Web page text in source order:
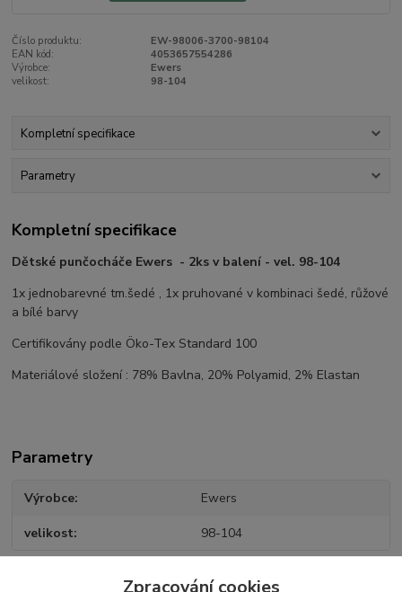
Číslo produktu:
EW-98006-3700-98104
EAN kód:
4053657554286
Výrobce:
Ewers
velikost:
98-104
Kompletní specifikace
Parametry
Kompletní specifikace
Dětské punčocháče Ewers - 2ks v balení - vel. 98-104
1x jednobarevné tm.šedé , 1x pruhované v kombinaci šedé, růžové
a bílé barvy
Certifikovány podle Öko-Tex Standard 100
Materiálové složení : 78% Bavlna, 20% Polyamid, 2% Elastan
Parametry
Výrobce Ewers
velikost 98-104
Zpracování cookies